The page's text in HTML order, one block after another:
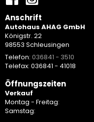
Anschrift
Autohaus AHAG GmbH
Königstr. 22
98553 Schleusingen
Telefon: 036841 - 3510
Telefax: 036841 - 41018
Öffnungszeiten
Verkauf
Montag - Freitag:
Samstag: